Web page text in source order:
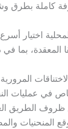
كاملة بطرق
اختيار
المعقدة، بما
في عمليات
الطريق
المنحنيات